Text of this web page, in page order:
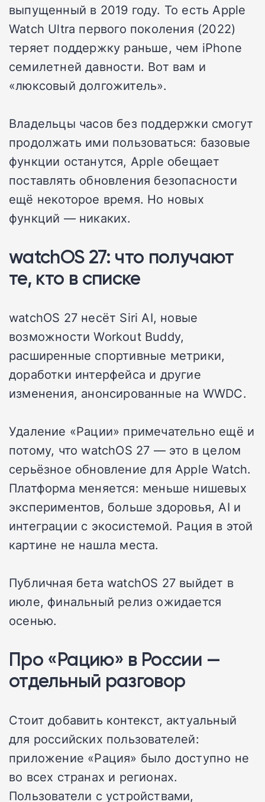
выпущенный в 2019 году. То есть Apple
Watch Ultra первого поколения (2022)
теряет поддержку раньше, чем iPhone
семилетней давности. Вот вам и
«люксовый долгожитель».
Владельцы часов без поддержки смогут
продолжать ими пользоваться: базовые
функции останутся, Apple обещает
поставлять обновления безопасности
ещё некоторое время. Но новых
функций — никаких.
watchOS 27: что получают
те, кто в списке
watchOS 27 несёт Siri AI, новые
возможности Workout Buddy,
расширенные спортивные метрики,
доработки интерфейса и другие
изменения, анонсированные на WWDC.
Удаление «Рации» примечательно ещё и
потому, что watchOS 27 — это в целом
серьёзное обновление для Apple Watch.
Платформа меняется: меньше нишевых
экспериментов, больше здоровья, AI и
интеграции с экосистемой. Рация в этой
картине не нашла места.
Публичная бета watchOS 27 выйдет в
июле, финальный релиз ожидается
осенью.
Про «Рацию» в России —
отдельный разговор
Стоит добавить контекст, актуальный
для российских пользователей:
приложение «Рация» было доступно не
во всех странах и регионах.
Пользователи с устройствами,